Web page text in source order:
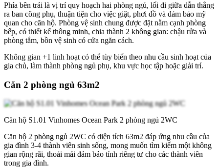
Phía bên trái là vị trí quy hoạch hai phòng ngủ, lối đi giữa dẫn thẳng
ra ban công phụ, thuận tiện cho việc giặt, phơi đồ và đảm bảo mỹ
quan cho căn hộ. Phòng vệ sinh chung được đặt nằm cạnh phòng
bếp, có thiết kế thông minh, chia thành 2 không gian: chậu rửa và
phòng tắm, bồn vệ sinh có cửa ngăn cách.
Không gian +1 linh hoạt có thể tùy biến theo nhu cầu sinh hoạt của
gia chủ, làm thành phòng ngủ phụ, khu vực học tập hoặc giải trí.
Căn 2 phòng ngủ 63m2
Căn hộ S1.01 Vinhomes Ocean Park 2 phòng ngủ 2WC
Căn hộ 2 phòng ngủ 2WC có diện tích 63m2 đáp ứng nhu cầu của
gia đình 3-4 thành viên sinh sống, mong muốn tìm kiếm một không
gian rộng rãi, thoải mái đảm bảo tính riêng tư cho các thành viên
trong gia đình.